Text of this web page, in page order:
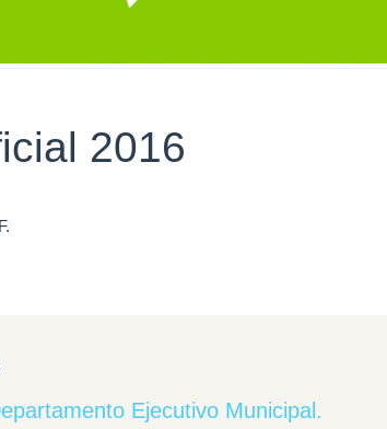
2016
Ejecutivo Municipal.